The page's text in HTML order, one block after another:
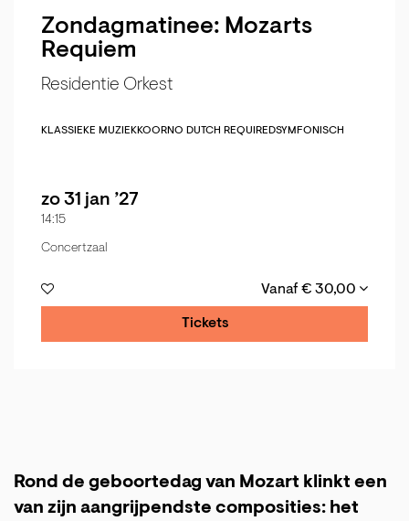
Zondagmatinee: Mozarts
Requiem
Residentie Orkest
KLASSIEKE MUZIEKKOORNO DUTCH REQUIREDSYMFONISCH
zo 31 jan ’27
14:15
Concertzaal
Vanaf € 30,00
Tickets
Rond de geboortedag van Mozart klinkt een
van zijn aangrijpendste composities: het